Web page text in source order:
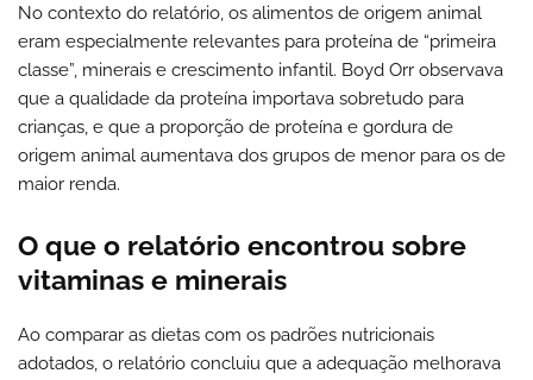
No contexto do relatório, os alimentos de origem animal
eram especialmente relevantes para proteína de “primeira
classe”, minerais e crescimento infantil. Boyd Orr observava
que a qualidade da proteína importava sobretudo para
crianças, e que a proporção de proteína e gordura de
origem animal aumentava dos grupos de menor para os de
maior renda.
O que o relatório encontrou sobre
vitaminas e minerais
Ao comparar as dietas com os padrões nutricionais
adotados, o relatório concluiu que a adequação melhorava